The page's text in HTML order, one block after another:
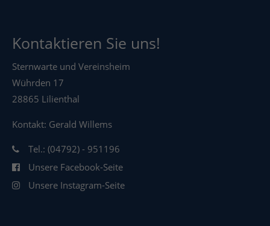
Kontaktieren Sie uns!
Sternwarte und Vereinsheim
Wührden 17
28865 Lilienthal
Kontakt: Gerald Willems
Tel.: (04792) - 951196
Unsere Facebook-Seite
Unsere Instagram-Seite